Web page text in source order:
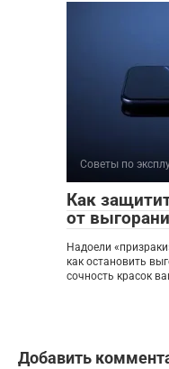
Советы по
Как
от
Надоели
как остановить
сочность красок
Добавить